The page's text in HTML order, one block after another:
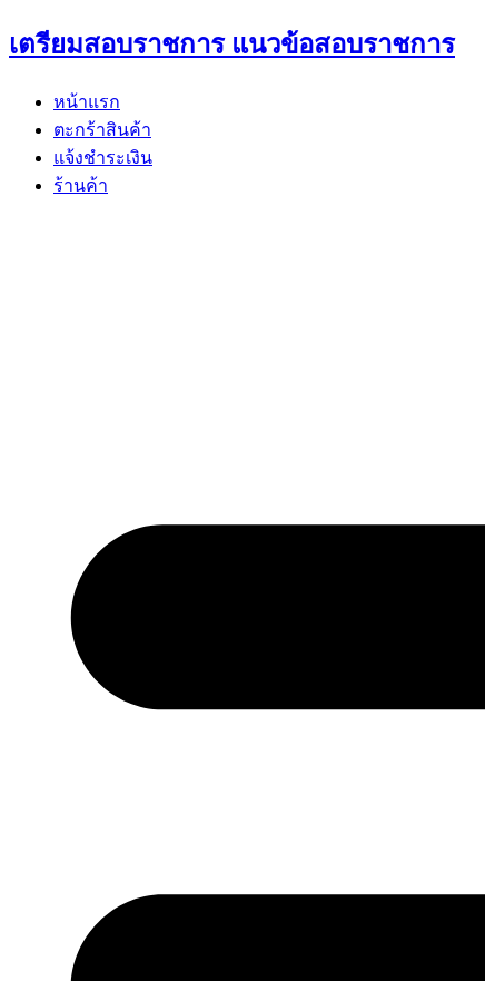
Skip
to
เตรียมสอบราชการ แนวข้อสอบราชการ
หน้าแรก
ตะกร้าสินค้า
แจ้งชำระเงิน
ร้านค้า